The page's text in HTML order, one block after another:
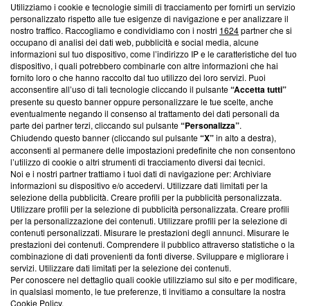
Questa sezione offre informazioni trasparenti su Blasting
News, sui nostri processi editoriali e su come ci impegniamo a
creare news di qualità. Inoltre, afferma la nostra aderenza a
‘Trust Project - News with Integrity’Blasting News non è
ancora membro del programma, ma ha richiesto di farne
parte; Trust Project non ha ancora effettuato una verifica di
conformità agli standard.
Su di noi
Team editoriale
Corporate
Redazione
Informativa Privacy
Cookie Policy
Blasting SA, IDI CHE-247.845.224, Via Carlo Frasca, 3 - 6900
Lugano (Svizzera) Tel:+39 0690258937
Utilizziamo i cookie e tecnologie simili di tracciamento per fornirti un servizio
personalizzato rispetto alle tue esigenze di navigazione e per analizzare il
nostro traffico. Raccogliamo e condividiamo con i nostri 1624partner che si
occupano di analisi dei dati web, pubblicità e social media, alcune
informazioni sul tuo dispositivo, come l’indirizzo IP e le caratteristiche del tuo
dispositivo, i quali potrebbero combinarle con altre informazioni che hai
fornito loro o che hanno raccolto dal tuo utilizzo dei loro servizi. Puoi
acconsentire all’uso di tali tecnologie cliccando il pulsante“Accetta tutti”
presente su questo banner oppure personalizzare le tue scelte, anche
eventualmente negando il consenso al trattamento dei dati personali da
parte dei partner terzi, cliccando sul pulsante“Personalizza”.
Chiudendo questo banner (cliccando sul pulsante“X”in alto a destra),
acconsenti al permanere delle impostazioni predefinite che non consentono
l’utilizzo di cookie o altri strumenti di tracciamento diversi dai tecnici.
Noi e i nostri partner trattiamo i tuoi dati di navigazione per: Archiviare
informazioni su dispositivo e/o accedervi. Utilizzare dati limitati per la
selezione della pubblicità. Creare profili per la pubblicità personalizzata.
Utilizzare profili per la selezione di pubblicità personalizzata. Creare profili
per la personalizzazione dei contenuti. Utilizzare profili per la selezione di
contenuti personalizzati. Misurare le prestazioni degli annunci. Misurare le
prestazioni dei contenuti. Comprendere il pubblico attraverso statistiche o la
combinazione di dati provenienti da fonti diverse. Sviluppare e migliorare i
servizi. Utilizzare dati limitati per la selezione dei contenuti.
Per conoscere nel dettaglio quali cookie utilizziamo sul sito e per modificare,
in qualsiasi momento, le tue preferenze, ti invitiamo a consultare la nostra
Cookie Policy.